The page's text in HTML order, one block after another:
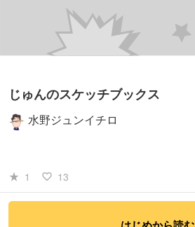
じゅんのスケッチブックス
水野ジュンイチロ
star_rate 1 favorite_border 13